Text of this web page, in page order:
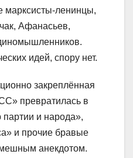
марксисты-ленинцы,
Афанасьев,
идей, спору нет.
закреплённая
превратилась в
и народа»,
и прочие бравые
анекдотом.